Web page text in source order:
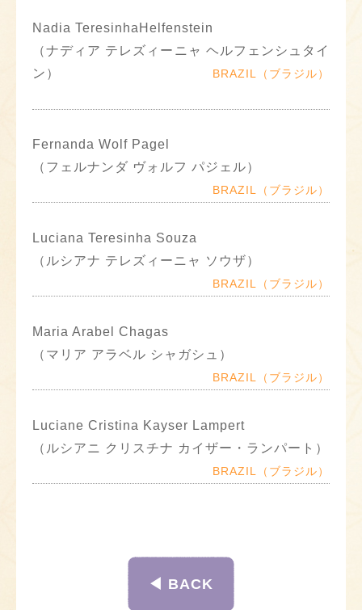
Nadia TeresinhaHelfenstein
（ナディア テレズィーニャ ヘルフェンシュタイ
ン）
BRAZIL（ブラジル）
Fernanda Wolf Pagel
（フェルナンダ ヴォルフ パジェル）
BRAZIL（ブラジル）
Luciana Teresinha Souza
（ルシアナ テレズィーニャ ソウザ）
BRAZIL（ブラジル）
Maria Arabel Chagas
（マリア アラベル シャガシュ）
BRAZIL（ブラジル）
Luciane Cristina Kayser Lampert
（ルシアニ クリスチナ カイザー・ランパート）
BRAZIL（ブラジル）
◀︎ BACK